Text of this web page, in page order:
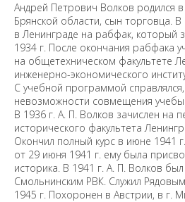
Андрей Петрович Волков родился
Брянской области, сын торговца. В
в Ленинграде на рабфак, который
1934 г. После окончания рабфака
на общетехническом факультете
инженерно-экономического
С учебной программой
невозможности совмещения
В 1936 г. А. П. Волков зачислен на
исторического факультета
Окончил полный курс в июне 1941
от 29 июня 1941 г. ему была
историка. В 1941 г. А. П. Волков
Смольнинским РВК. Служил
1945 г. Похоронен в Австрии, в г.